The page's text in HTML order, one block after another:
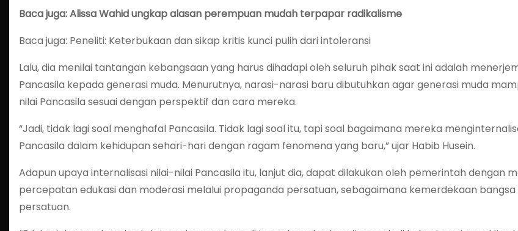
Baca juga: Alissa Wahid ungkap alasan perempuan mudah terpapar radikalisme
Baca juga: Peneliti: Keterbukaan dan sikap kritis kunci pulih dari intoleransi
Lalu, dia menilai tantangan kebangsaan yang harus dihadapi oleh seluruh pihak saat ini adalah
Pancasila kepada generasi muda. Menurutnya, narasi-narasi baru dibutuhkan agar generasi muda
nilai Pancasila sesuai dengan perspektif dan cara mereka.
“Jadi, tidak lagi soal menghafal Pancasila. Tidak lagi soal itu, tapi soal bagaimana mereka
Pancasila dalam kehidupan sehari-hari dengan ragam fenomena yang baru,” ujar Habib Husein.
Adapun upaya internalisasi nilai-nilai Pancasila itu, lanjut dia, dapat dilakukan oleh pemerintah dengan
percepatan edukasi dan moderasi melalui propaganda persatuan, sebagaimana kemerdekaan
persatuan.